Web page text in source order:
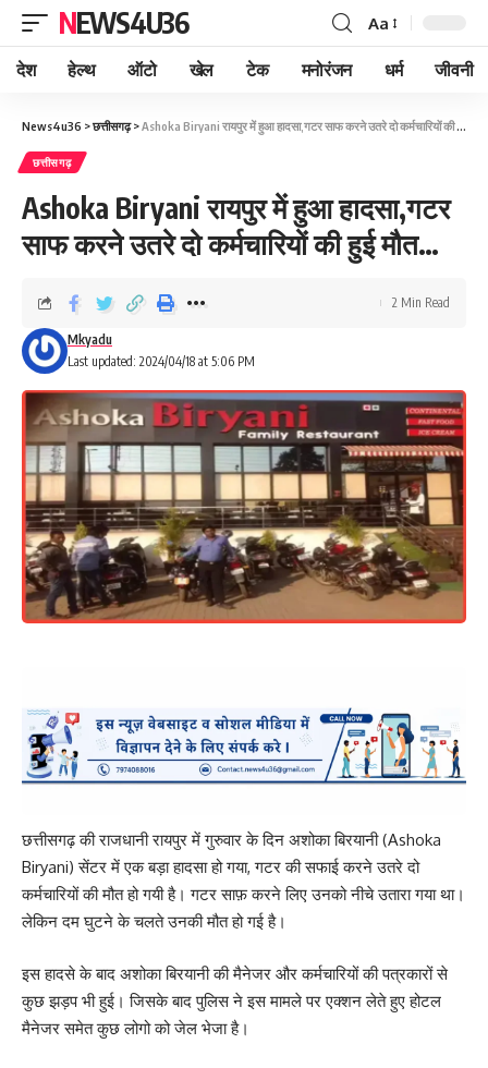
NEWS4U36 Aa
देश हेल्थ ऑटो खेल टेक मनोरंजन धर्म जीवनी
News4u36 >छत्तीसगढ़>Ashoka Biryani रायपुर में हुआ हादसा,गटर साफ करने उतरे दो कर्मचारियों की हुई मौत…
छत्तीसगढ़
Ashoka Biryani रायपुर में हुआ हादसा,गटर
साफ करने उतरे दो कर्मचारियों की हुई मौत…
Last updated: 2024/04/18 at 5:06 PM
Mkyadu
2 Min Read
छत्तीसगढ़ की राजधानी रायपुर में गुरुवार के दिन अशोका बिरयानी (Ashoka
Biryani) सेंटर में एक बड़ा हादसा हो गया, गटर की सफाई करने उतरे दो
कर्मचारियों की मौत हो गयी है। गटर साफ़ करने लिए उनको नीचे उतारा गया था।
लेकिन दम घुटने के चलते उनकी मौत हो गई है।
इस हादसे के बाद अशोका बिरयानी की मैनेजर और कर्मचारियों की पत्रकारों से
कुछ झड़प भी हुई। जिसके बाद पुलिस ने इस मामले पर एक्शन लेते हुए होटल
मैनेजर समेत कुछ लोगो को जेल भेजा है।